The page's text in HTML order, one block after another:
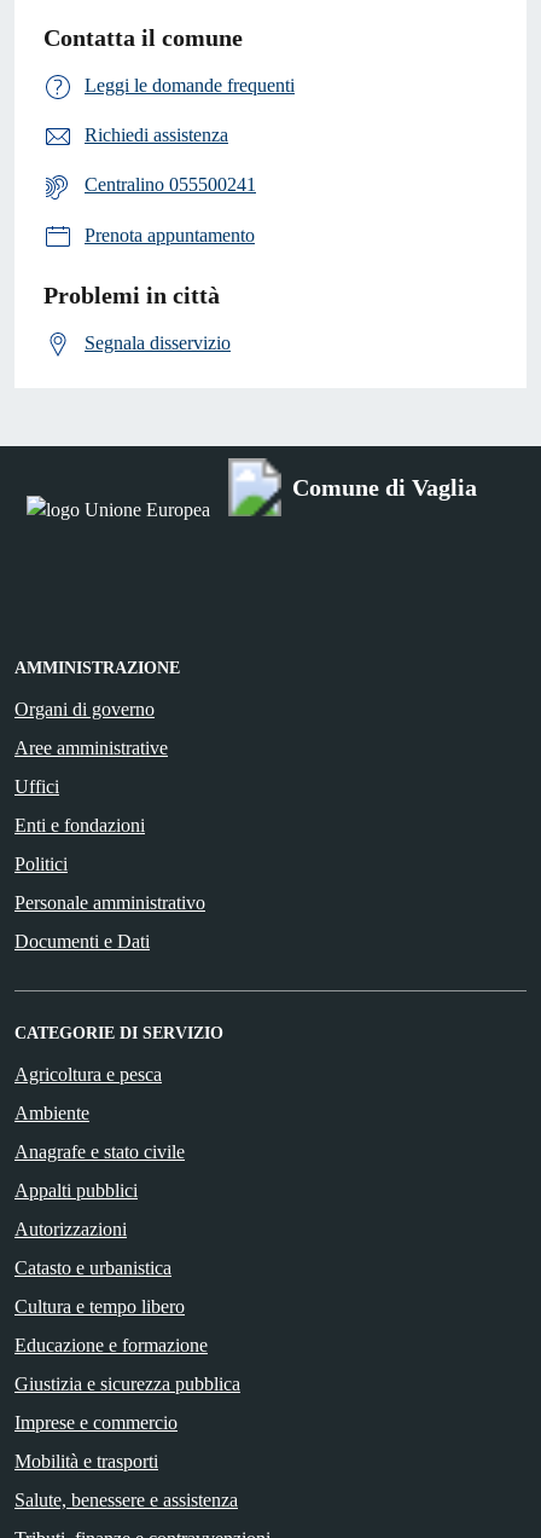
Contatta il comune
Leggi le domande frequenti
Richiedi assistenza
Centralino 055500241
Prenota appuntamento
Problemi in città
Segnala disservizio
Comune di Vaglia
AMMINISTRAZIONE
Organi di governo
Aree amministrative
Uffici
Enti e fondazioni
Politici
Personale amministrativo
Documenti e Dati
CATEGORIE DI SERVIZIO
Agricoltura e pesca
Ambiente
Anagrafe e stato civile
Appalti pubblici
Autorizzazioni
Catasto e urbanistica
Cultura e tempo libero
Educazione e formazione
Giustizia e sicurezza pubblica
Imprese e commercio
Mobilità e trasporti
Salute, benessere e assistenza